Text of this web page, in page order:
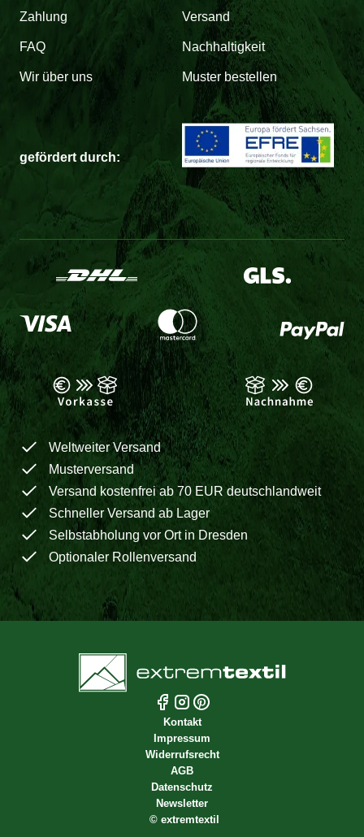
Zahlung Versand
FAQ Nachhaltigkeit
Wir über uns Muster bestellen
gefördert durch:
Weltweiter Versand
Musterversand
Versand kostenfrei ab 70 EUR deutschlandweit
Schneller Versand ab Lager
Selbstabholung vor Ort in Dresden
Optionaler Rollenversand
Kontakt
Impressum
Widerrufsrecht
AGB
Datenschutz
Newsletter
© extremtextil